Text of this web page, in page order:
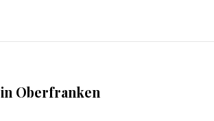
Oberfranken